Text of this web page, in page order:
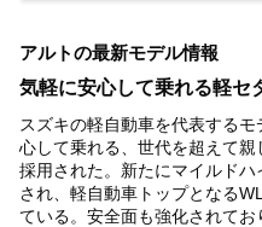
of
4
アルトの最新モデル情報
気軽に安心して乗れる軽セ
スズキの軽自動車を代表する
心して乗れる、世代を超えて
採用された。新たにマイルド
され、軽自動車トップとなる
ている。安全面も強化されて